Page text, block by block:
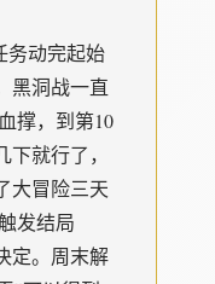
务动完起始
黑洞战一直
撑，到第10
就行了，
大冒险三天
发结局
定。周末解